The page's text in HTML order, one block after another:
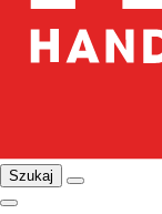
Szukaj